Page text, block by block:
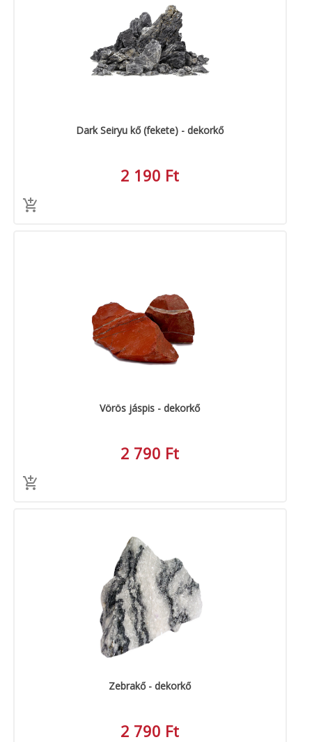
Dark Seiryu kő (fekete) - dekorkő
2 190 Ft
Vörös jáspis - dekorkő
2 790 Ft
Zebrakő - dekorkő
2 790 Ft